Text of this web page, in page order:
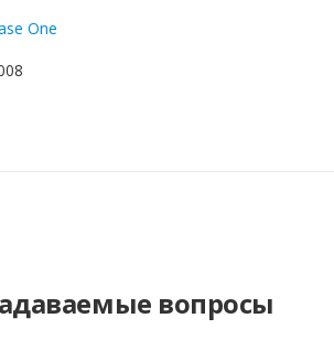
One
вопросы